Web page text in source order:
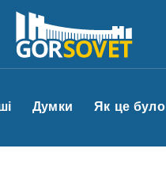
Думки Як це було